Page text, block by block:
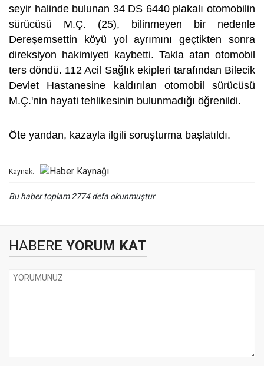
seyir halinde bulunan 34 DS 6440 plakalı otomobilin
sürücüsü M.Ç. (25), bilinmeyen bir nedenle
Dereşemsettin köyü yol ayrımını geçtikten sonra
direksiyon hakimiyeti kaybetti. Takla atan otomobil
ters döndü. 112 Acil Sağlık ekipleri tarafından Bilecik
Devlet Hastanesine kaldırılan otomobil sürücüsü
M.Ç.'nin hayati tehlikesinin bulunmadığı öğrenildi.
Öte yandan, kazayla ilgili soruşturma başlatıldı.
Kaynak:
Bu haber toplam 2774 defa okunmuştur
HABERE YORUM KAT